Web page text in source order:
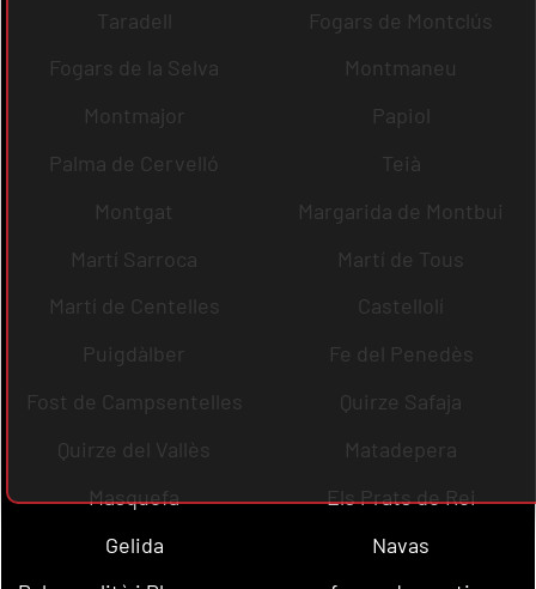
Taradell
Fogars de Montclús
Fogars de la Selva
Montmaneu
Montmajor
Papiol
Palma de Cervelló
Teià
Montgat
Margarida de Montbui
Martí Sarroca
Martí de Tous
Martí de Centelles
Castellolí
Puigdàlber
Fe del Penedès
Fost de Campsentelles
Quirze Safaja
Quirze del Vallès
Matadepera
Masquefa
Els Prats de Rei
Gelida
Navas